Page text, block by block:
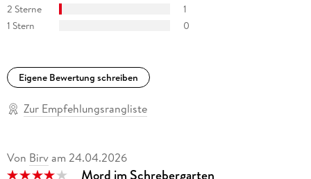
2 Sterne
1
1 Stern
0
Eigene Bewertung schreiben
Zur Empfehlungsrangliste
Von Birv am 24.04.2026